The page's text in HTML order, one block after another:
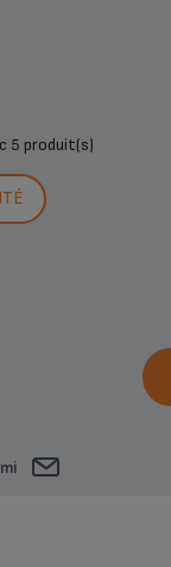
5 produit(s)